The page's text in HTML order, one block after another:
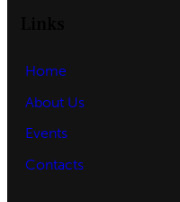
Home
About Us
Events
Contacts